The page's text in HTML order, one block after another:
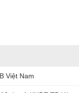
Việt Nam